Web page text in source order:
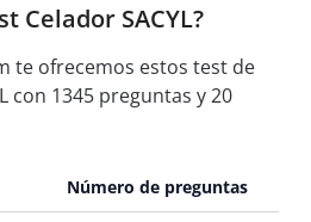
Celador SACYL?
te ofrecemos estos test de
con 1345 preguntas y 20
Número de preguntas